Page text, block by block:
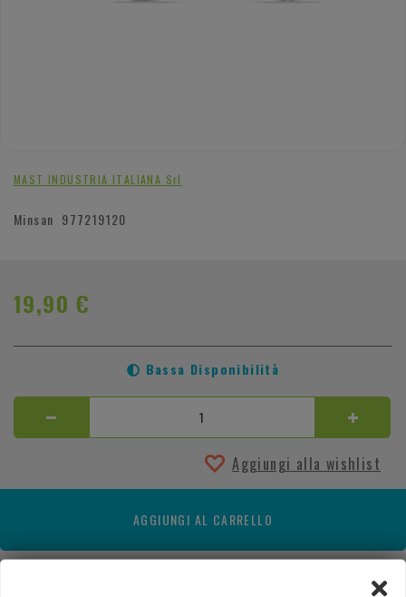
MAST INDUSTRIA ITALIANA Srl
Minsan 977219120
19,90 €
Bassa Disponibilità
Aggiungi alla wishlist
AGGIUNGI AL CARRELLO